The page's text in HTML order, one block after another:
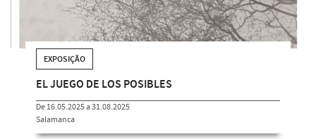
EXPOSIÇÃO
EL JUEGO DE LOS POSIBLES
De 16.05.2025 a 31.08.2025
Salamanca